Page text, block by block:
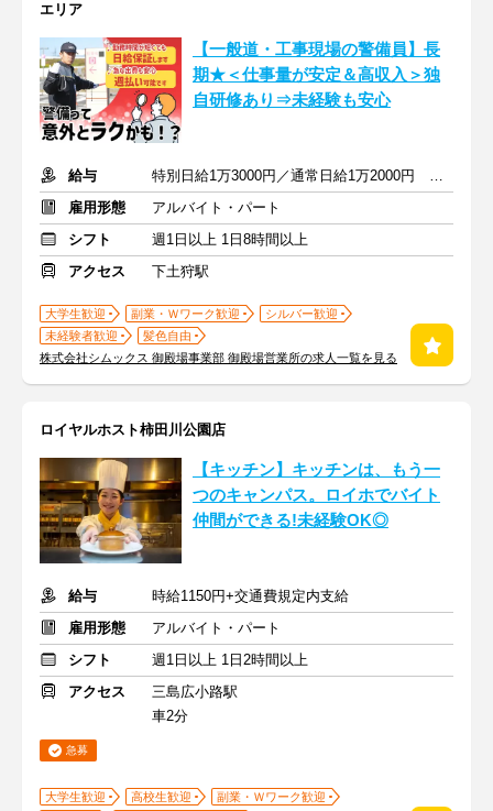
エリア
【一般道・工事現場の警備員】長
期★＜仕事量が安定＆高収入＞独
自研修あり⇒未経験も安心
給与
特別日給1万3000円／通常日給1万2000円 （＋交通費全額支給）
雇用形態
アルバイト・パート
シフト
週1日以上 1日8時間以上
アクセス
下土狩駅
大学生歓迎 副業・Ｗワーク歓迎
シルバー歓迎
未経験者歓迎
髪色自由
株式会社シムックス 御殿場事業部 御殿場営業所の求人一覧を見る
ロイヤルホスト柿田川公園店
【キッチン】キッチンは、もう一
つのキャンパス。ロイホでバイト
仲間ができる!未経験OK◎
給与
時給1150円+交通費規定内支給
雇用形態
アルバイト・パート
シフト
週1日以上 1日2時間以上
アクセス
三島広小路駅
車2分
急募
大学生歓迎 高校生歓迎
副業・Ｗワーク歓迎